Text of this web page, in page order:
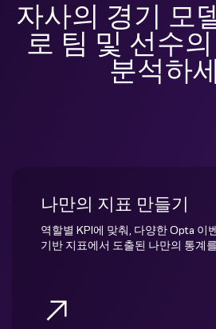
자사의 경기 모
로 팀 및 선수
분석하
나만의 지표 만들기
역할별 KPI에 맞춰, 다양한 Opta 이
기반 지표에서 도출된 나만의 통계